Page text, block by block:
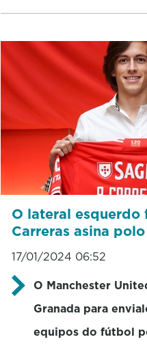
O lateral
Carreras asina
17/01/2024 06:52
O Manchester
Granada para
equipos do fútbol